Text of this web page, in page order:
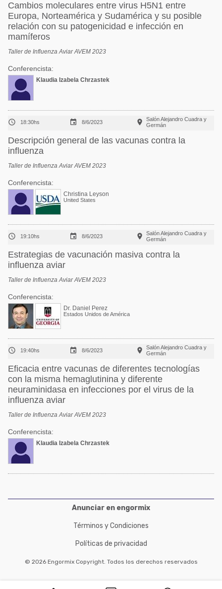
Cambios moleculares entre virus H5N1 entre
Europa, Norteamérica y Sudamérica y su posible
relación con su patogenicidad e infección en
mamíferos
Taller de Influenza Aviar AVEM 2023
Conferencista:
Klaudia Izabela Chrzastek
 18:30hs  8/6/2023 
Salón Alejandro Cuadra y
Germán
Descripción general de las vacunas contra la
influenza
Taller de Influenza Aviar AVEM 2023
Conferencista:
Christina Leyson
United States
 19:10hs  8/6/2023 
Salón Alejandro Cuadra y
Germán
Estrategias de vacunación masiva contra la
influenza aviar
Taller de Influenza Aviar AVEM 2023
Conferencista:
Dr. Daniel Perez
Estados Unidos de América
 19:40hs  8/6/2023 
Salón Alejandro Cuadra y
Germán
Eficacia entre vacunas de diferentes tecnologías
con la misma hemaglutinina y diferente
neuraminidasa en infecciones por el virus de la
influenza aviar
Taller de Influenza Aviar AVEM 2023
Conferencista:
Klaudia Izabela Chrzastek
Anunciar en engormix
Términos y Condiciones
Políticas de privacidad
© 2026 Engormix Copyright. Todos los derechos reservados